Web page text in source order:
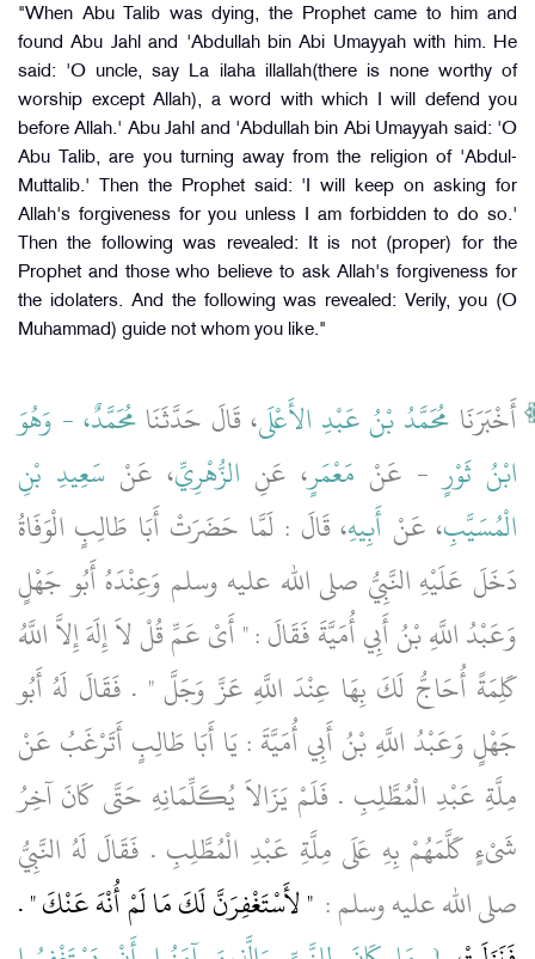
"When Abu Talib was dying, the Prophet came to him and
found Abu Jahl and 'Abdullah bin Abi Umayyah with him. He
said: 'O uncle, say La ilaha illallah(there is none worthy of
worship except Allah), a word with which I will defend you
before Allah.' Abu Jahl and 'Abdullah bin Abi Umayyah said: 'O
Abu Talib, are you turning away from the religion of 'Abdul-
Muttalib.' Then the Prophet said: 'I will keep on asking for
Allah's forgiveness for you unless I am forbidden to do so.'
Then the following was revealed: It is not (proper) for the
Prophet and those who believe to ask Allah's forgiveness for
the idolaters. And the following was revealed: Verily, you (O
Muhammad) guide not whom you like."
أَخْبَرَنَا مُحَمَّدُ بْنُ عَبْدِ الأَعْلَى، قَالَ حَدَّثَنَامُحَمَّدٌ، - وَهُوَ
ابْنُ ثَوْرٍ - عَنْ مَعْمَرٍ، عَنِ الزُّهْرِيِّ، عَنْ سَعِيدِ بْنِ
الْمُسَيَّبِ، عَنْ أَبِيهِ، قَالَ ‏:‏ لَمَّا حَضَرَتْ أَبَا طَالِبٍ الْوَفَاةُ
دَخَلَ عَلَيْهِ النَّبِيُّ صلى الله عليه وسلم وَعِنْدَهُ أَبُو جَهْلٍ
وَعَبْدُ اللَّهِ بْنُ أَبِي أُمَيَّةَ فَقَالَ ‏:‏ ‏"‏ أَىْ عَمِّ قُلْ لاَ إِلَهَ إِلاَّ اللَّهُ
كَلِمَةً أُحَاجُّ لَكَ بِهَا عِنْدَ اللَّهِ عَزَّ وَجَلَّ ‏"‏ ‏.‏ فَقَالَ لَهُ أَبُو
جَهْلٍ وَعَبْدُ اللَّهِ بْنُ أَبِي أُمَيَّةَ ‏:‏ يَا أَبَا طَالِبٍ أَتَرْغَبُ عَنْ
مِلَّةِ عَبْدِ الْمُطَّلِبِ ‏.‏ فَلَمْ يَزَالاَ يُكَلِّمَانِهِ حَتَّى كَانَ آخِرُ
شَىْءٍ كَلَّمَهُمْ بِهِ عَلَى مِلَّةِ عَبْدِ الْمُطَّلِبِ ‏.‏ فَقَالَ لَهُ النَّبِيُّ
صلى الله عليه وسلم ‏: ‏ ‏"‏ لأَسْتَغْفِرَنَّ لَكَ مَا لَمْ أُنْهَ عَنْكَ ‏"‏ ‏.‏